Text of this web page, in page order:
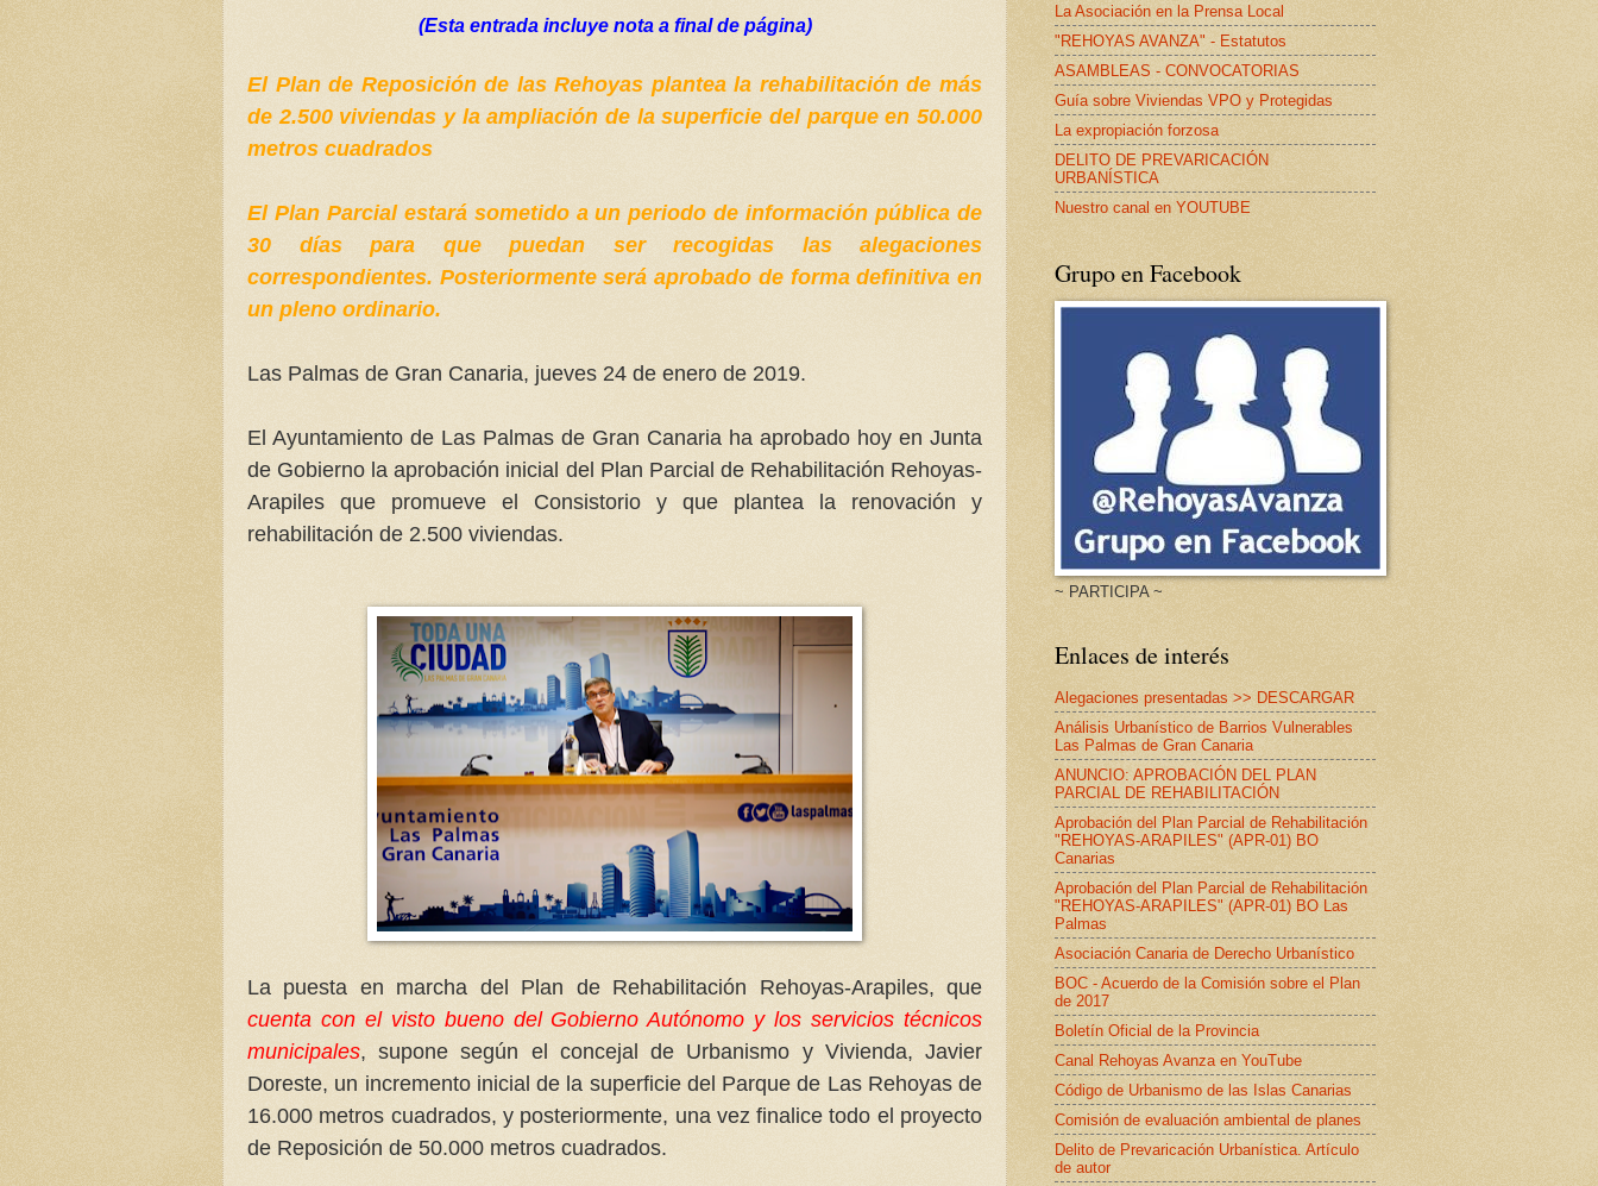
(Esta entrada incluye nota a final de página)
El Plan de Reposición de las Rehoyas plantea la rehabilitación de más
de 2.500 viviendas y la ampliación de la superficie del parque en 50.000
metros cuadrados
El Plan Parcial estará sometido a un periodo de información pública de
30 días para que puedan ser recogidas las alegaciones
correspondientes. Posteriormente será aprobado de forma definitiva en
un pleno ordinario.
Las Palmas de Gran Canaria, jueves 24 de enero de 2019.
El Ayuntamiento de Las Palmas de Gran Canaria ha aprobado hoy en Junta
de Gobierno la aprobación inicial del Plan Parcial de Rehabilitación Rehoyas-
Arapiles que promueve el Consistorio y que plantea la renovación y
rehabilitación de 2.500 viviendas.
La puesta en marcha del Plan de Rehabilitación Rehoyas-Arapiles, que
cuenta con el visto bueno del Gobierno Autónomo y los servicios técnicos
municipales, supone según el concejal de Urbanismo y Vivienda, Javier
Doreste, un incremento inicial de la superficie del Parque de Las Rehoyas de
16.000 metros cuadrados, y posteriormente, una vez finalice todo el proyecto
de Reposición de 50.000 metros cuadrados.
La Asociación en la Prensa Local
"REHOYAS AVANZA" - Estatutos
ASAMBLEAS - CONVOCATORIAS
Guía sobre Viviendas VPO y Protegidas
La expropiación forzosa
DELITO DE PREVARICACIÓN
URBANÍSTICA
Nuestro canal en YOUTUBE
Grupo en Facebook
~ PARTICIPA ~
Enlaces de interés
Alegaciones presentadas >> DESCARGAR
Análisis Urbanístico de Barrios Vulnerables
Las Palmas de Gran Canaria
ANUNCIO: APROBACIÓN DEL PLAN
PARCIAL DE REHABILITACIÓN
Aprobación del Plan Parcial de Rehabilitación
"REHOYAS-ARAPILES" (APR-01) BO
Canarias
Aprobación del Plan Parcial de Rehabilitación
"REHOYAS-ARAPILES" (APR-01) BO Las
Palmas
Asociación Canaria de Derecho Urbanístico
BOC - Acuerdo de la Comisión sobre el Plan
de 2017
Boletín Oficial de la Provincia
Canal Rehoyas Avanza en YouTube
Código de Urbanismo de las Islas Canarias
Comisión de evaluación ambiental de planes
Delito de Prevaricación Urbanística. Artículo
de autor